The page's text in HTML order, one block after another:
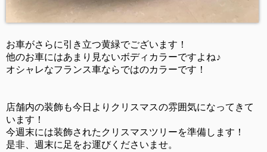
お車がさらに引き立つ黄緑でございます！
他のお車にはあまり見ないボディカラーですよね♪
オシャレなフランス車ならではのカラーです！
店舗内の装飾も今日よりクリスマスの雰囲気になってきて
います！
今週末には装飾されたクリスマスツリーを準備します！
是非、週末に足をお運びくださいませ。